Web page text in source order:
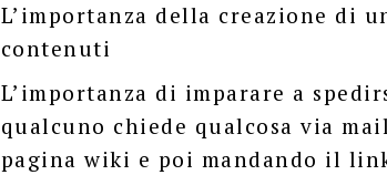
L’importanza della creazione di
contenuti
L’importanza di imparare a
qualcuno chiede qualcosa via
pagina wiki e poi mandando il